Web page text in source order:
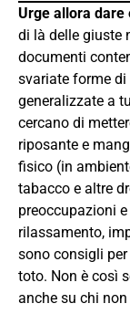
Urge allora dare
di là delle giuste
documenti
svariate forme di
generalizzate a
cercano di
riposante e
fisico (in
tabacco e altre
preoccupazioni
rilassamento,
sono consigli
toto. Non è così
anche su chi